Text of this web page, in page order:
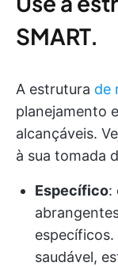
SMART.
A estrutura de
planejamento
alcançáveis.
à sua tomada
Específico:
saudável,